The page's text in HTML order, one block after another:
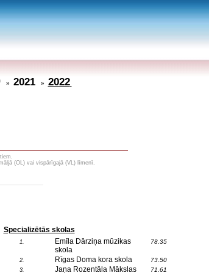
» 2021 » 2022
(OL) vai vispārīgajā (VL) līmenī.
Specializētās skolas
1.
Emīla Dārziņa mūzikas
skola
78.35
2. Rīgas Doma kora skola 73.50
3. Jaņa Rozentāla Mākslas 71.61